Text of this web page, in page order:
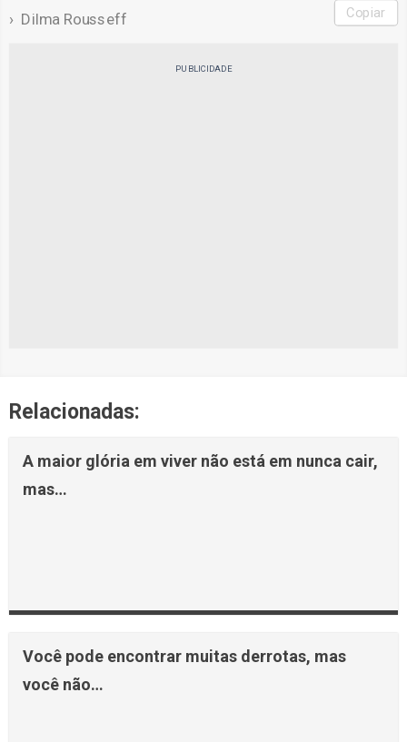
Dilma Rousseff Copiar
PUBLICIDADE
Relacionadas:
A maior glória em viver não está em nunca cair,
mas…
Você pode encontrar muitas derrotas, mas
você não…